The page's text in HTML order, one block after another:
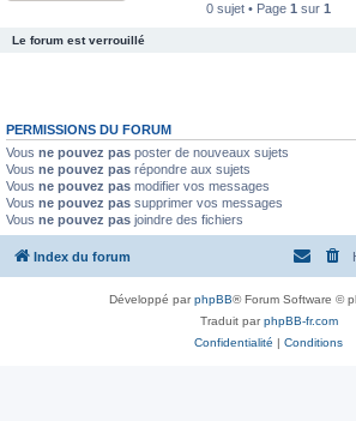
0 sujet • Page 1 sur 1
Le forum est verrouillé
PERMISSIONS DU FORUM
Vous ne pouvez pas poster de nouveaux sujets
Vous ne pouvez pas répondre aux sujets
Vous ne pouvez pas modifier vos messages
Vous ne pouvez pas supprimer vos messages
Vous ne pouvez pas joindre des fichiers
Index du forum
Développé parphpBB® Forum Software ©
Traduit parphpBB-fr.com
Confidentialité | Conditions